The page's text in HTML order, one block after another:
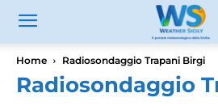
Home Radiosondaggio Trapani Birgi
Radiosondaggio